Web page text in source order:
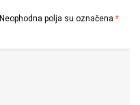
Neophodna polja su označena *